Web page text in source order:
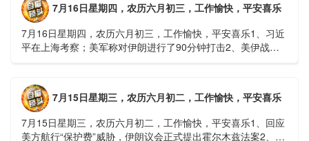
7月16日星期四，农历六月初三，工作愉快，平安喜乐
7月16日星期四，农历六月初三，工作愉快，平安喜乐1、习近
平在上海考察；美军称对伊朗进行了90分钟打击2、美伊战争
7月15日星期三，农历六月初二，工作愉快，平安喜乐
7月15日星期三，农历六月初二，工作愉快，平安喜乐1、回应
美方航行“保护费”威胁，伊朗议会正式提出霍尔木兹法案2、全